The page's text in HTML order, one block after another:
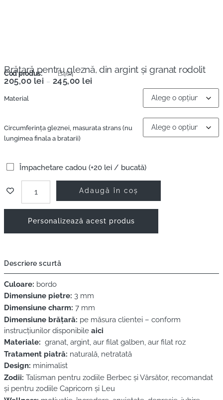
Brăţară pentru gleznă, din argint şi granat rodolit
Cod produs: B464
205,00 lei – 245,00 lei
Material
Circumferința gleznei, masurata strans (nu
lungimea finala a bratarii)
Împachetare cadou (+20 lei / bucată)
Adaugă în coș
Personalizează acest produs
Descriere scurtă
Culoare: bordo
Dimensiune pietre: 3 mm
Dimensiune charm: 7 mm
Dimensiune brățară: pe măsura clientei – conform
instrucțiunilor disponibile aici
Materiale: granat, argint, aur filat galben, aur filat roz
Tratament piatră: naturală, netratată
Design: minimalist
Zodii: Talisman pentru zodiile Berbec și Vărsător, recomandat
și pentru zodiile Capricorn și Leu